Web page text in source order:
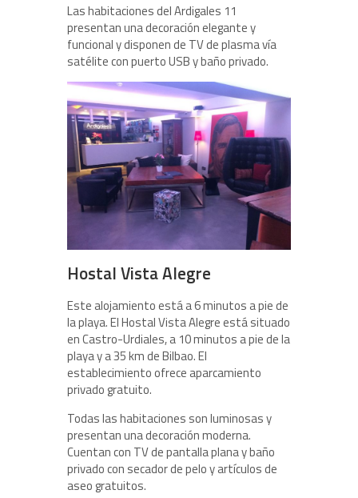
Las habitaciones del Ardigales 11
presentan una decoración elegante y
funcional y disponen de TV de plasma vía
satélite con puerto USB y baño privado.
Hostal Vista Alegre
Este alojamiento está a 6 minutos a pie de
la playa. El Hostal Vista Alegre está situado
en Castro-Urdiales, a 10 minutos a pie de la
playa y a 35 km de Bilbao. El
establecimiento ofrece aparcamiento
privado gratuito.
Todas las habitaciones son luminosas y
presentan una decoración moderna.
Cuentan con TV de pantalla plana y baño
privado con secador de pelo y artículos de
aseo gratuitos.